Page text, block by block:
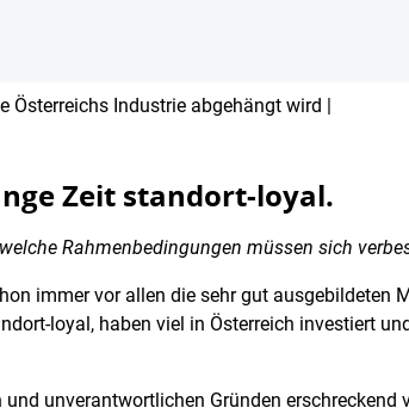
Österreichs Industrie abgehängt wird |
Zeit standort-loyal.
Rahmenbedingungen müssen sich
immer vor allen die sehr gut ausgebildeten
loyal, haben viel in Österreich investiert
unverantwortlichen Gründen erschreckend